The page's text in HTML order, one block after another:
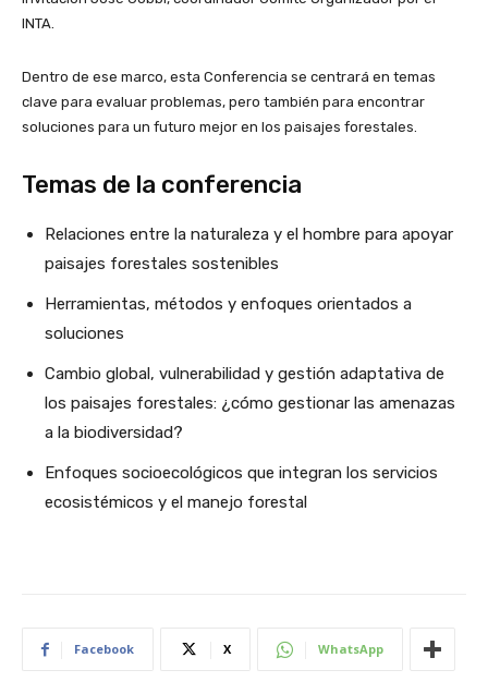
INTA.
Dentro de ese marco, esta Conferencia se centrará en temas
clave para evaluar problemas, pero también para encontrar
soluciones para un futuro mejor en los paisajes forestales.
Temas de la conferencia
Relaciones entre la naturaleza y el hombre para apoyar
paisajes forestales sostenibles
Herramientas, métodos y enfoques orientados a
soluciones
Cambio global, vulnerabilidad y gestión adaptativa de
los paisajes forestales: ¿cómo gestionar las amenazas
a la biodiversidad?
Enfoques socioecológicos que integran los servicios
ecosistémicos y el manejo forestal
Facebook X WhatsApp